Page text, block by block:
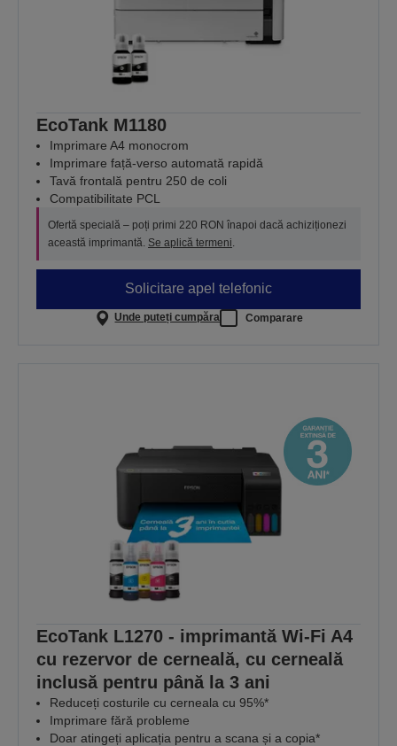
EcoTank M1180
Imprimare A4 monocrom
Imprimare față-verso automată rapidă
Tavă frontală pentru 250 de coli
Compatibilitate PCL
Ofertă specială – poți primi 220 RON înapoi dacă achiziționezi
această imprimantă. Se aplică termeni.
Solicitare apel telefonic
Unde puteți cumpăra Comparare
EcoTank L1270 - imprimantă Wi-Fi A4
cu rezervor de cerneală, cu cerneală
inclusă pentru până la 3 ani
Reduceți costurile cu cerneala cu 95%*
Imprimare fără probleme
Doar atingeți aplicația pentru a scana și a copia*